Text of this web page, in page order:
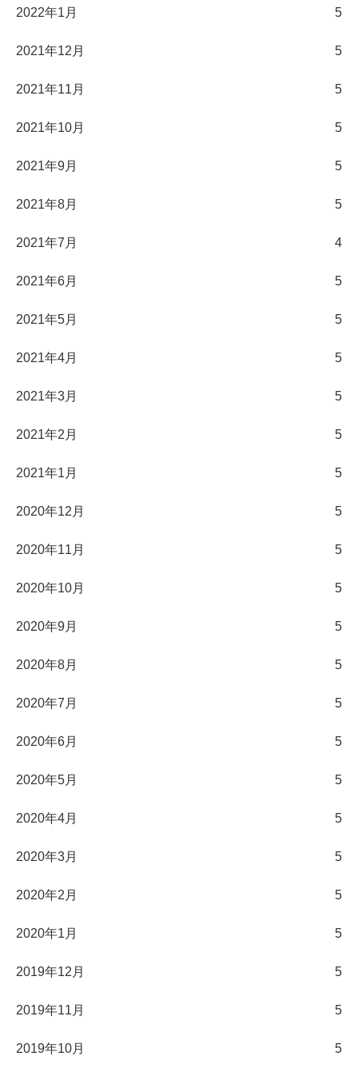
2022年1月 5
2021年12月 5
2021年11月 5
2021年10月 5
2021年9月 5
2021年8月 5
2021年7月 4
2021年6月 5
2021年5月 5
2021年4月 5
2021年3月 5
2021年2月 5
2021年1月 5
2020年12月 5
2020年11月 5
2020年10月 5
2020年9月 5
2020年8月 5
2020年7月 5
2020年6月 5
2020年5月 5
2020年4月 5
2020年3月 5
2020年2月 5
2020年1月 5
2019年12月 5
2019年11月 5
2019年10月 5